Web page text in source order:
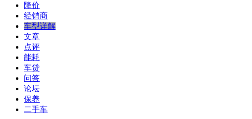
降价
经销商
车型详解
文章
点评
能耗
车贷
问答
论坛
保养
二手车